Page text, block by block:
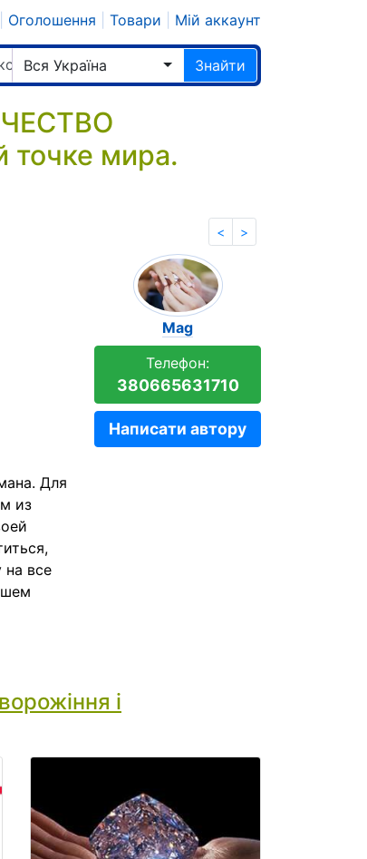
Оголошення Товари Мій аккаунт
Вся Україна Знайти
мира.
< >
Для
из
на все
Mag
Телефон:
380665631710
Написати автору
і